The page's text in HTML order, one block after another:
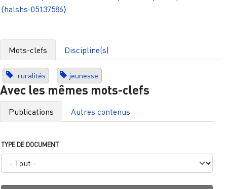
⟨halshs-05137586⟩
Mots-clefs Discipline(s)
ruralités jeunesse
Avec les mêmes mots-clefs
Publications Autres contenus
TYPE DE DOCUMENT